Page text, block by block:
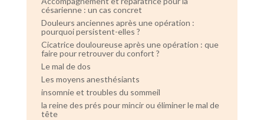
césarienne : un cas concret
Douleurs anciennes après une opération :
pourquoi persistent-elles ?
Cicatrice douloureuse après une opération : que
faire pour retrouver du confort ?
Le mal de dos
Les moyens anesthésiants
insomnie et troubles du sommeil
la reine des prés pour mincir ou éliminer le mal de
tête